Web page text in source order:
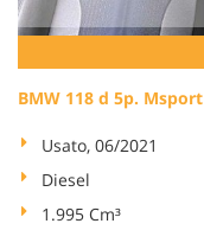
BMW 118 d 5p. Msport
Usato, 06/2021
Diesel
1.995 Cm³